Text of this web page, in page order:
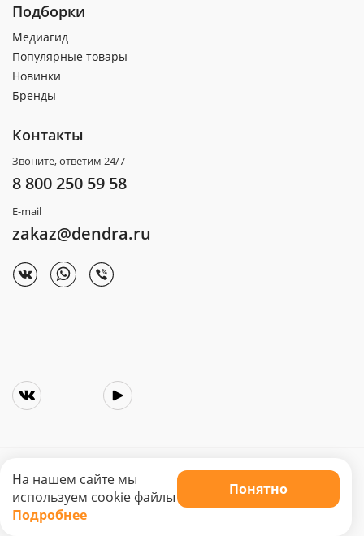
Подборки
Медиагид
Популярные товары
Новинки
Бренды
Контакты
Звоните, ответим 24/7
8 800 250 59 58
E-mail
zakaz@dendra.ru
Copyright © 2025. Интернет-магазин «Dendra»
Не является публичной офертой. Цена может меняться.
На нашем сайте мы
используем cookie файлы
Подробнее
Понятно